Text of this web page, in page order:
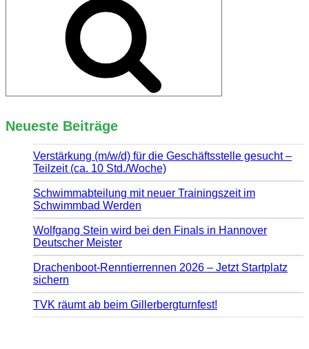
Neueste Beiträge
Verstärkung (m/w/d) für die Geschäftsstelle gesucht –
Teilzeit (ca. 10 Std./Woche)
Schwimmabteilung mit neuer Trainingszeit im
Schwimmbad Werden
Wolfgang Stein wird bei den Finals in Hannover
Deutscher Meister
Drachenboot-Renntierrennen 2026 – Jetzt Startplatz
sichern
TVK räumt ab beim Gillerbergturnfest!